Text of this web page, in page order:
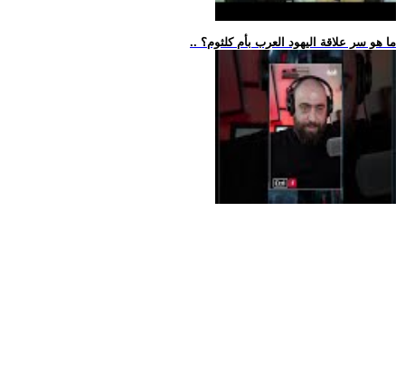
.. ما هو سر علاقة اليهود العرب بأم كلثوم؟